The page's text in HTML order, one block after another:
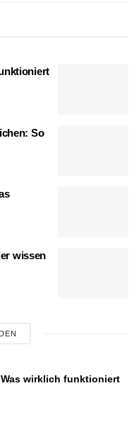
So
wissen
wirklich funktioniert